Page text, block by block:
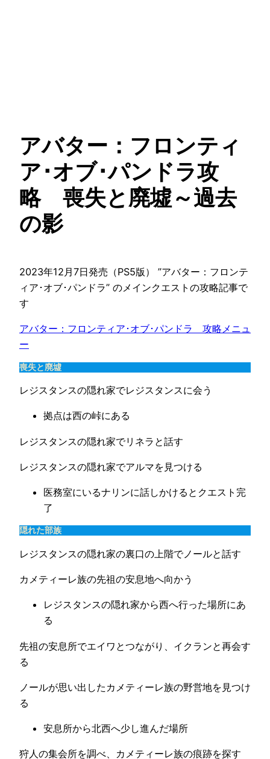
アバター：フロンティ
ア･オブ･パンドラ攻
略 喪失と廃墟～過去
の影
2023年12月7日発売（PS5版） ”アバター：フロンテ
ィア･オブ･パンドラ” のメインクエストの攻略記事で
す
アバター：フロンティア･オブ･パンドラ　攻略メニュ
ー
喪失と廃墟
レジスタンスの隠れ家でレジスタンスに会う
拠点は西の峠にある
レジスタンスの隠れ家でリネラと話す
レジスタンスの隠れ家でアルマを見つける
医務室にいるナリンに話しかけるとクエスト完
了
隠れた部族
レジスタンスの隠れ家の裏口の上階でノールと話す
カメティーレ族の先祖の安息地へ向かう
レジスタンスの隠れ家から西へ行った場所にあ
る
先祖の安息所でエイワとつながり、イクランと再会す
る
ノールが思い出したカメティーレ族の野営地を見つけ
る
安息所から北西へ少し進んだ場所
狩人の集会所を調べ、カメティーレ族の痕跡を探す